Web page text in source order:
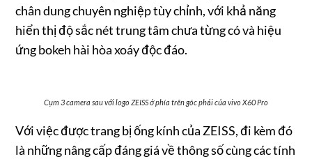
chân dung chuyên nghiệp tùy chỉnh, với khả năng
hiển thị độ sắc nét trung tâm chưa từng có và hiệu
ứng bokeh hài hòa xoáy độc đáo.
Cụm 3 camera sau với logo ZEISS ở phía trên góc phải của vivo X60 Pro
Với việc được trang bị ống kính của ZEISS, đi kèm đó
là những nâng cấp đáng giá về thông số cùng các tính